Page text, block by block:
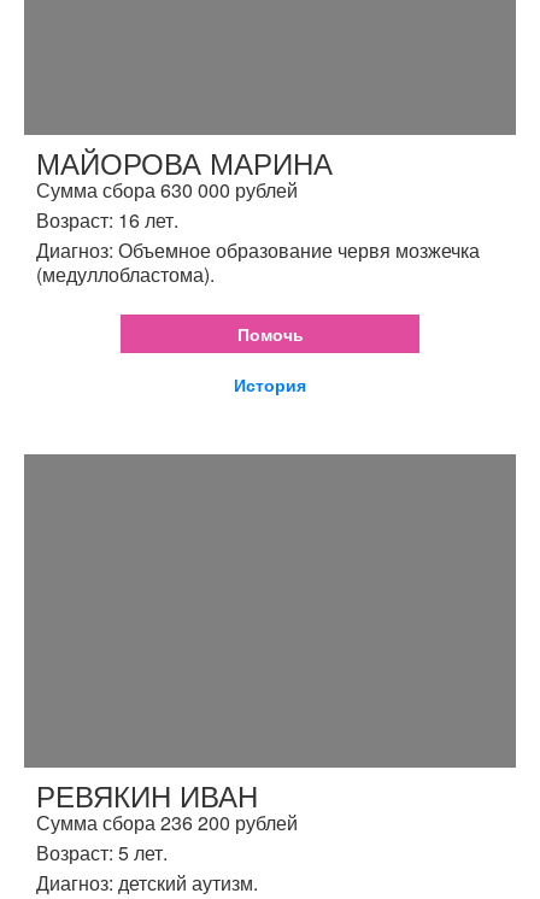
МАЙОРОВА МАРИНА
Сумма сбора 630 000 рублей
Возраст: 16 лет.
Диагноз: Объемное образование червя мозжечка
(медуллобластома).
Помочь
История
РЕВЯКИН ИВАН
Сумма сбора 236 200 рублей
Возраст: 5 лет.
Диагноз: детский аутизм.